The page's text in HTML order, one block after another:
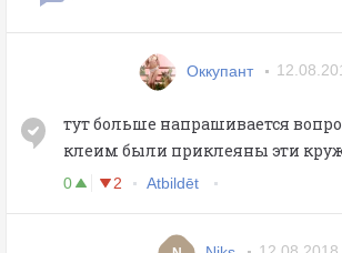
Оккупант
тут больше напрашивается
клеим были приклеяны эти
0 2 Atbildēt